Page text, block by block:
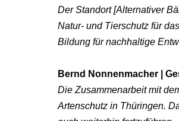
Der Standort [Alternativer
Natur- und Tierschutz für
Bildung für nachhaltige
Bernd Nonnenmacher |
Die Zusammenarbeit mit
Artenschutz in Thüringen.